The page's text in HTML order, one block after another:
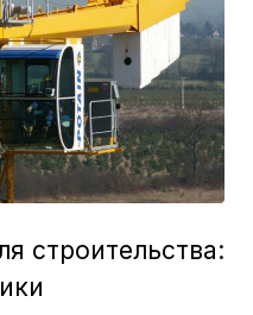
строительства: